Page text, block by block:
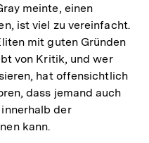
meinte, einen
ist viel zu vereinfacht.
mit guten Gründen
von Kritik, und wer
hat offensichtlich
dass jemand auch
der
kann.